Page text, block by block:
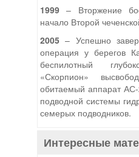
1999– Вторжение
начало Второй
2005– Успешно
операция у берегов
беспилотный
«Скорпион»
обитаемый аппарат
подводной системы
семерых подводников.
Интересные